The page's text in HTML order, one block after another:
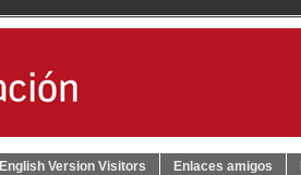
English Version Visitors Enlaces amigos